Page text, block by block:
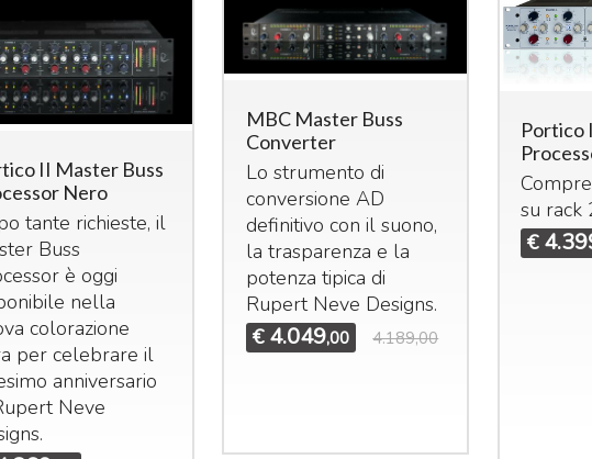
II Master Buss
Nero
tante richieste, il
Buss
è oggi
nella
colorazione
per celebrare il
anniversario
Neve
MBC Master Buss
Converter
Lo strumento di
conversione AD
definitivo con il suono,
la trasparenza e la
potenza tipica di
Rupert Neve Designs.
€ 4.049,00 4.189,00
Portico
su rack
€
Midas M32R Live / DL32
Bundle
Set composto da:
Midas M32R Live Klark
Teknik NCAT5E-50m
Midas M32 Live / DL32
Bundle
Set composto da: